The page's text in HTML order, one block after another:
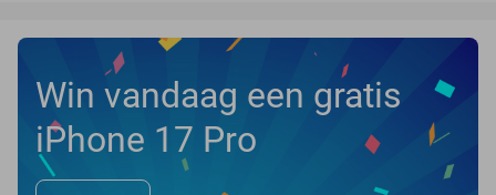
Win vandaag een gratis
iPhone 17 Pro